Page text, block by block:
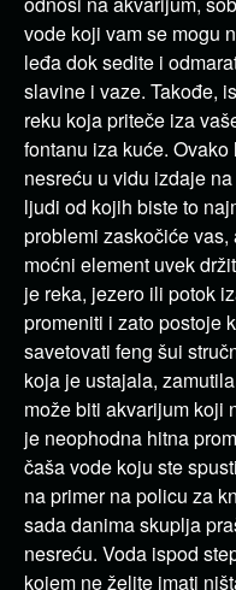
vode koji vam se mogu
leđa dok sedite i
slavine i vaze. Takođe,
reku koja priteče iza
fontanu iza kuće.
nesreću u vidu izdaje
ljudi od kojih biste to
problemi zaskočiće
moćni element uvek
je reka, jezero ili potok
promeniti i zato postoje
savetovati feng šui
koja je ustajala,
može biti akvarijum koji
je neophodna hitna
čaša vode koju ste
na primer na policu za
sada danima skuplja
nesreću. Voda ispod
kojem ne želite imati